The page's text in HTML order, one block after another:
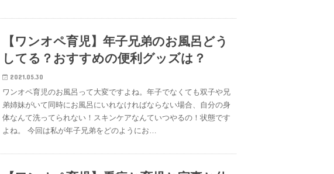
【ワンオペ育児】年子兄弟のお風呂どう
してる？おすすめの便利グッズは？
2021.05.30
ワンオペ育児のお風呂って大変ですよね。年子でなくても双子や兄
弟姉妹がいて同時にお風呂にいれなければならない場合、自分の身
体なんて洗ってられない！スキンケアなんていつやるの！状態です
よね。 今回は私が年子兄弟をどのようにお…